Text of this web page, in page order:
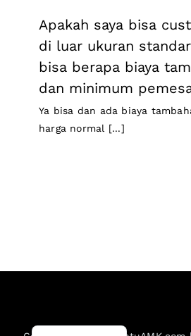
Apakah saya bisa
di luar ukuran
bisa berapa biaya
dan minimum
Ya bisa dan ada biaya
harga normal [...]